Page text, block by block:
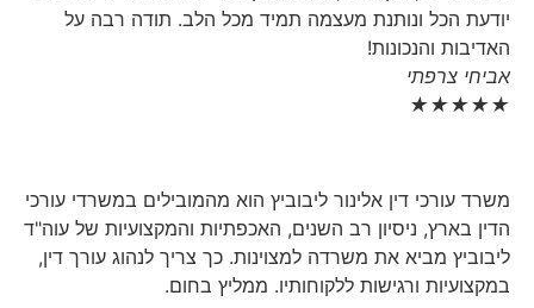
יודעת הכל ונותנת מעצמה תמיד מכל הלב. תודה רבה על
האדיבות והנכונות!
אביחי צרפתי
★
★
★
★
★
משרד עורכי דין אלינור ליבוביץ הוא מהמובילים במשרדי עורכי
הדין בארץ, ניסיון רב השנים, האכפתיות והמקצועיות של עוה"ד
ליבוביץ מביא את משרדה למצוינות. כך צריך לנהוג עורך דין,
במקצועיות ורגישות ללקוחותיו. ממליץ בחום.